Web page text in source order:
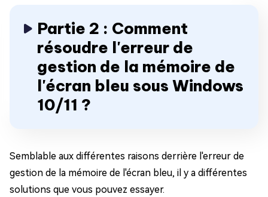
Partie 2 : Comment
résoudre l'erreur de
gestion de la mémoire de
l'écran bleu sous Windows
10/11 ?
Semblable aux différentes raisons derrière l'erreur de
gestion de la mémoire de l'écran bleu, il y a différentes
solutions que vous pouvez essayer.